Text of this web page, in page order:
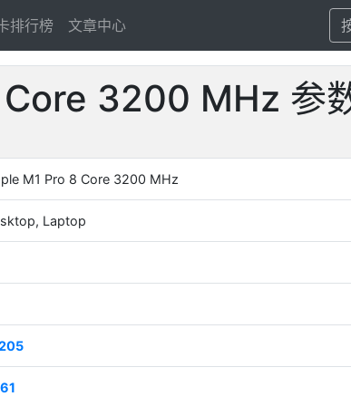
排行榜 文章中心
3200 MHz 参
M1 Pro 8 Core 3200 MHz
Laptop